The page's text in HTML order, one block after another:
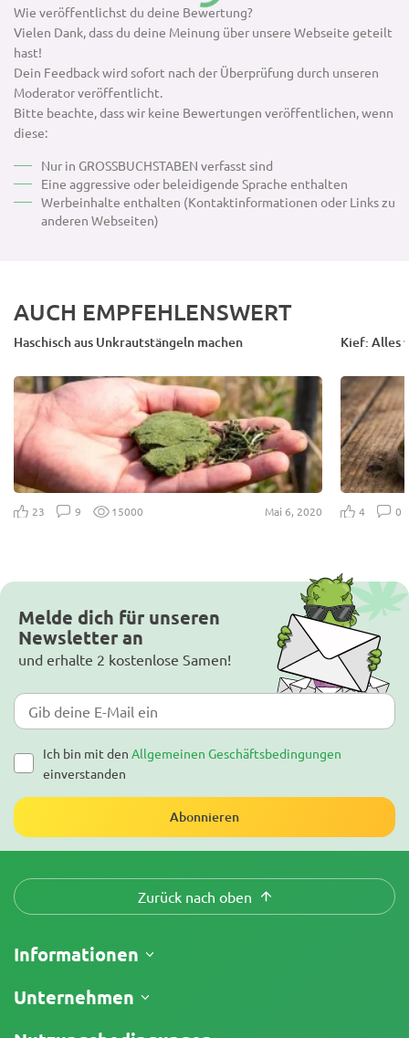
Wie veröffentlichst du deine Bewertung?
Vielen Dank, dass du deine Meinung über unsere Webseite geteilt
hast!
Dein Feedback wird sofort nach der Überprüfung durch unseren
Moderator veröffentlicht.
Bitte beachte, dass wir keine Bewertungen veröffentlichen, wenn
diese:
Nur in GROSSBUCHSTABEN verfasst sind
Eine aggressive oder beleidigende Sprache enthalten
Werbeinhalte enthalten (Kontaktinformationen oder Links zu
anderen Webseiten)
AUCH EMPFEHLENSWERT
Haschisch aus Unkrautstängeln machen
23 9 15000 Mai 6, 2020
Kief: Alles
4 0
Melde dich für unseren
Newsletter an
und erhalte 2 kostenlose Samen!
Ich bin mit den Allgemeinen Geschäftsbedingungen
einverstanden
Abonnieren
Zurück nach oben
Informationen
Versand
Unternehmen